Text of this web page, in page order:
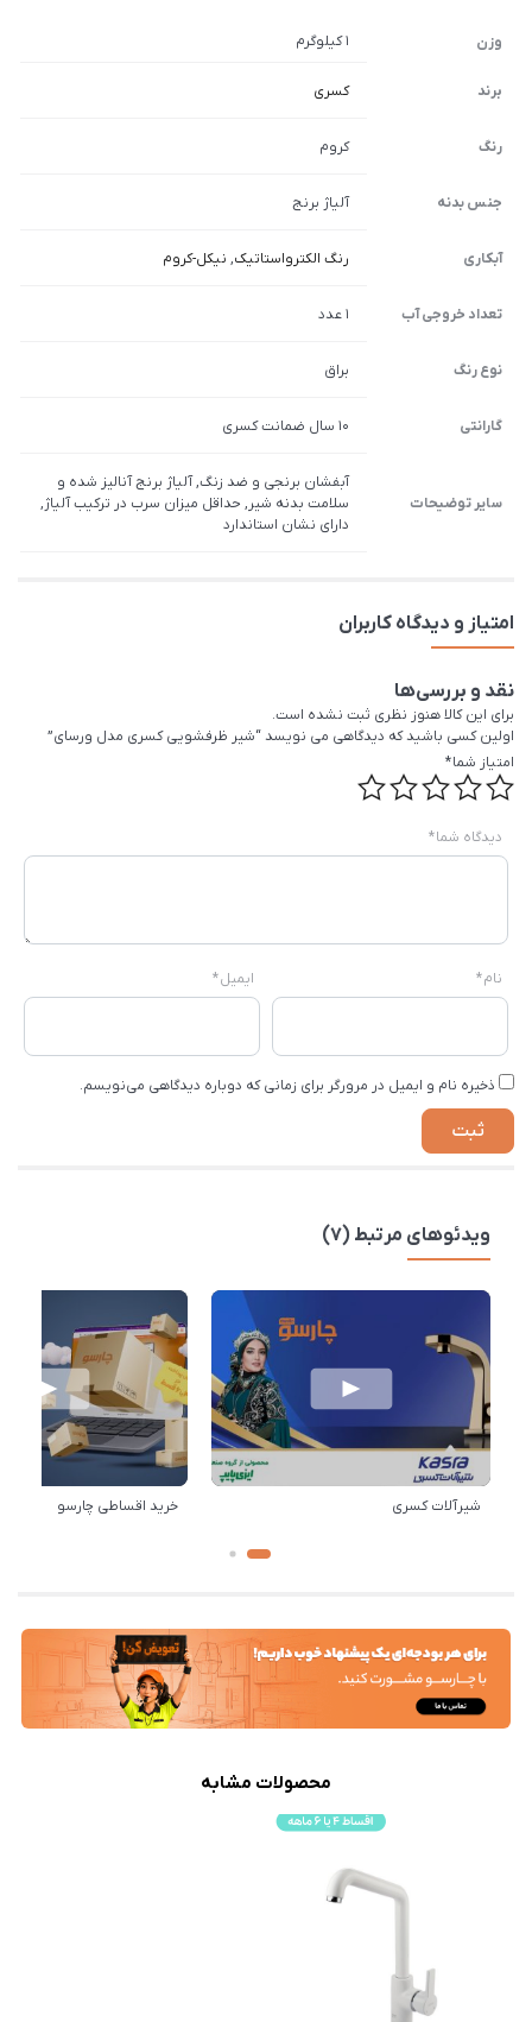
وزن 1 کیلوگرم
برند کسری
رنگ کروم
جنس بدنه آلیاژ برنج
آبکاری رنگ الکترواستاتیک, نیکل-کروم
تعداد خروجی آب 1 عدد
نوع رنگ براق
گارانتی 10 سال ضمانت کسری
سایر توضیحات
آبفشان برنجی و ضد زنگ, آلیاژ برنج آنالیز شده و
سلامت بدنه شیر, حداقل میزان سرب در ترکیب آلیاژ,
دارای نشان استاندارد
امتیاز و دیدگاه کاربران
نقد و بررسی‌ها
برای این کالا هنوز نظری ثبت نشده است.
اولین کسی باشید که دیدگاهی می نویسد “شیر ظرفشویی کسری مدل ورسای”
امتیاز شما*
دیدگاه شما*
نام* ایمیل*
ذخیره نام و ایمیل در مرورگر برای زمانی که دوباره دیدگاهی می‌نویسم.
ویدئوهای مرتبط (7)
شیرآلات کسری خرید اقساطی چارسو
محصولات مشابه